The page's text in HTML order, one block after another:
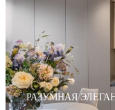
РАЗУМНАЯ